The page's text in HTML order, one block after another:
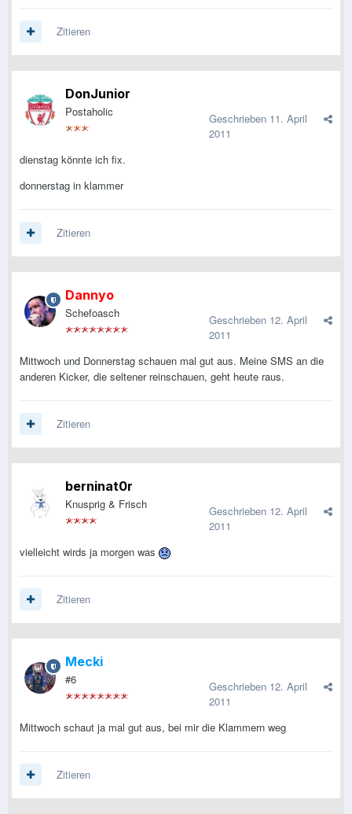
Zitieren
DonJunior
Postaholic Geschrieben 11. April
2011
dienstag könnte ich fix.
donnerstag in klammer
Zitieren
Dannyo
Schefoasch Geschrieben 12. April
2011
Mittwoch und Donnerstag schauen mal gut aus. Meine SMS an die
anderen Kicker, die seltener reinschauen, geht heute raus.
Zitieren
berninat0r
Knusprig & Frisch Geschrieben 12. April
2011
vielleicht wirds ja morgen was
Zitieren
Mecki
#6 Geschrieben 12. April
2011
Mittwoch schaut ja mal gut aus, bei mir die Klammern weg
Zitieren